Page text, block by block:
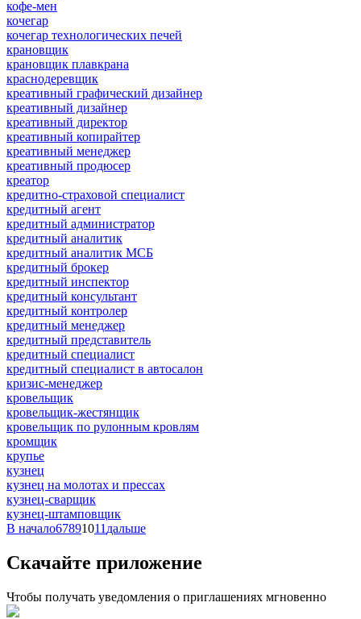
кофе-мен
кочегар
кочегар технологических печей
крановщик
крановщик плавкрана
краснодеревщик
креативный графический дизайнер
креативный дизайнер
креативный директор
креативный копирайтер
креативный менеджер
креативный продюсер
креатор
кредитно-страховой специалист
кредитный агент
кредитный администратор
кредитный аналитик
кредитный аналитик МСБ
кредитный брокер
кредитный инспектор
кредитный консультант
кредитный контролер
кредитный менеджер
кредитный представитель
кредитный специалист
кредитный специалист в автосалон
кризис-менеджер
кровельщик
кровельщик-жестянщик
кровельщик по рулонным кровлям
кромщик
крупье
кузнец
кузнец на молотах и прессах
кузнец-сварщик
кузнец-штамповщик
В начало67891011 дальше
Скачайте приложение
Чтобы получать уведомления о приглашениях мгновенно